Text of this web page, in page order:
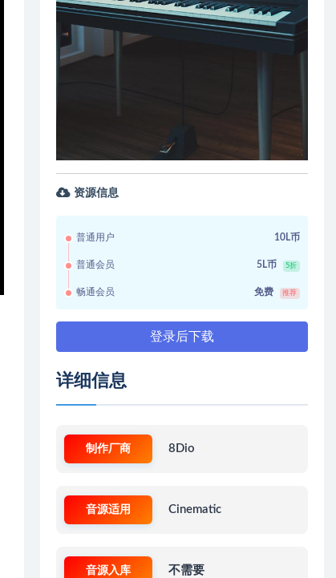
资源信息
普通用户 10L币
普通会员 5L币 5折
畅通会员 免费 推荐
登录后下载
详细信息
制作厂商 8Dio
音源适用 Cinematic
音源入库 不需要